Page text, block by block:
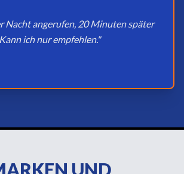
Nacht angerufen, 20 Minuten später
ich nur empfehlen."
UND